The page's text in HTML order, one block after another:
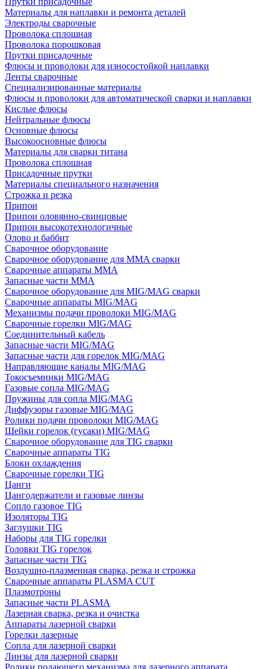
Материалы для наплавки и ремонта деталей
Электроды сварочные
Проволока сплошная
Проволока порошковая
Прутки присадочные
Флюсы и проволоки для износостойкой наплавки
Ленты сварочные
Специализированные материалы
Флюсы и проволоки для автоматической сварки и наплавки
Кислые флюсы
Нейтральные флюсы
Основные флюсы
Высокоосновные флюсы
Материалы для сварки титана
Проволока сплошная
Присадочные прутки
Материалы специального назначения
Строжка и резка
Припои
Припои оловянно-свинцовые
Припои высокотехнологичные
Олово и баббит
Сварочное оборудование
Сварочное оборудование для MMA сварки
Сварочные аппараты MMA
Запасные части MMA
Сварочное оборудование для MIG/MAG сварки
Сварочные аппараты MIG/MAG
Механизмы подачи проволоки MIG/MAG
Сварочные горелки MIG/MAG
Соединительный кабель
Запасные части MIG/MAG
Запасные части для горелок MIG/MAG
Направляющие каналы MIG/MAG
Токосъемники MIG/MAG
Газовые сопла MIG/MAG
Пружины для сопла MIG/MAG
Диффузоры газовые MIG/MAG
Ролики подачи проволоки MIG/MAG
Шейки горелок (гусаки) MIG/MAG
Сварочное оборудование для TIG сварки
Сварочные аппараты TIG
Блоки охлаждения
Сварочные горелки TIG
Цанги
Цангодержатели и газовые линзы
Сопло газовое TIG
Изоляторы TIG
Заглушки TIG
Наборы для TIG горелки
Головки TIG горелок
Запасные части TIG
Воздушно-плазменная сварка, резка и строжка
Сварочные аппараты PLASMA CUT
Плазмотроны
Запасные части PLASMA
Лазерная сварка, резка и очистка
Аппараты лазерной сварки
Горелки лазерные
Сопла для лазерной сварки
Линзы для лазерной сварки
Ролики подающего механизма для лазерного аппарата